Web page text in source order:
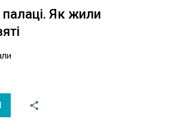
палаці. Як жили